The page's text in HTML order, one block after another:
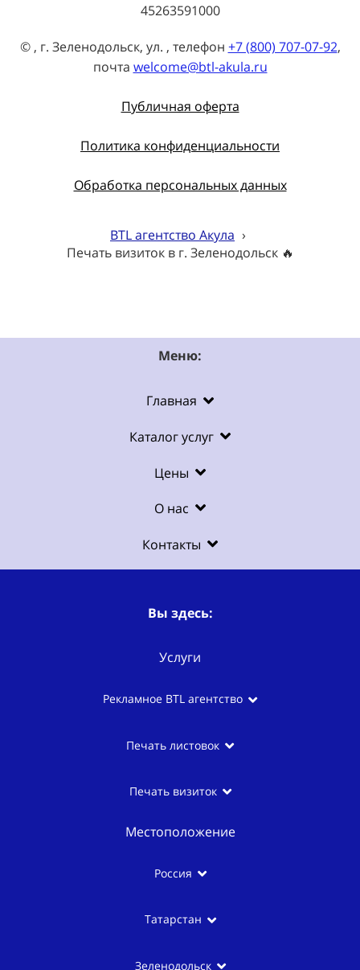
45263591000
© , г. Зеленодольск, ул. , телефон +7 (800) 707-07-92,
почта welcome@btl-akula.ru
Публичная оферта
Политика конфиденциальности
Обработка персональных данных
BTL агентство Акула ›
Печать визиток в г. Зеленодольск 🔥
Меню:
Главная
Каталог услуг
Цены
О нас
Контакты
Вы здесь:
Услуги
Рекламное BTL агентство
Печать листовок
Печать визиток
Местоположение
Россия
Татарстан
Зеленодольск